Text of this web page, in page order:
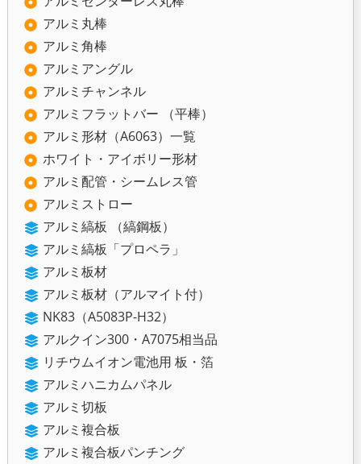
アルミ丸棒
アルミ角棒
アルミアングル
アルミチャンネル
アルミフラットバー （平棒）
アルミ形材（A6063）一覧
ホワイト・アイボリー形材
アルミ配管・シームレス管
アルミストロー
アルミ縞板 （縞鋼板）
アルミ縞板「プロペラ」
アルミ板材
アルミ板材（アルマイト付）
NK83（A5083P-H32）
アルクイン300・A7075相当品
リチウムイオン電池用 板・箔
アルミハニカムパネル
アルミ切板
アルミ複合板
アルミ複合板パンチング